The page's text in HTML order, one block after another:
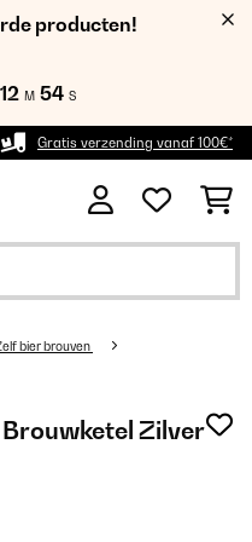
producten!
12 M 54 S
Gratis verzending vanaf 100€*
bier brouven
Zilver